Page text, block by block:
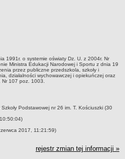
1991r. o systemie oświaty Dz. U. z 2004r. Nr
Ministra Edukacji Narodowej i Sportu z dnia 19
przez publiczne przedszkola, szkoły i
działalności wychowawczej i opiekuńczej oraz
107 poz. 1003.
Podstawowej nr 26 im. T. Kościuszki (30
2017, 11:21:59)
rejestr zmian tej informacji »